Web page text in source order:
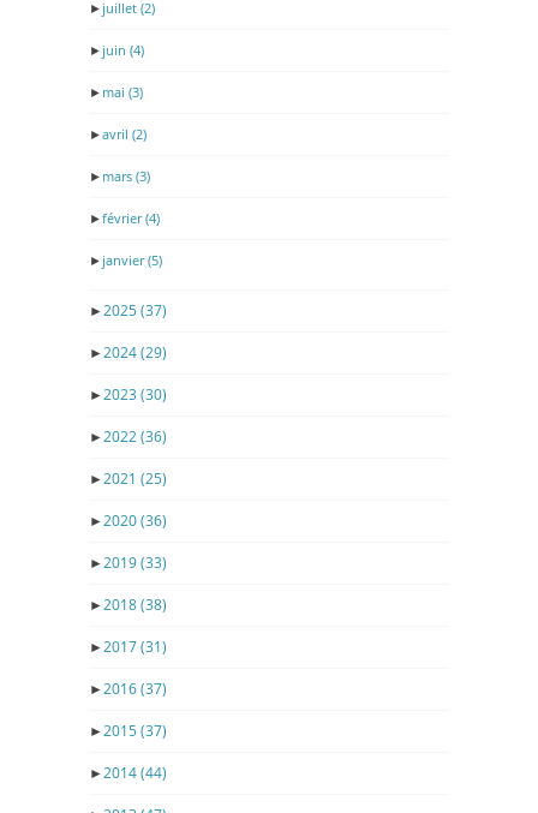
► juillet (2)
► juin (4)
► mai (3)
►avril (2)
► mars (3)
►février(4)
► janvier(5)
►2025(37)
►2024(29)
►2023 (30)
►2022(36)
►2021 (25)
►2020(36)
►2019(33)
►2018(38)
►2017(31)
►2016(37)
►2015(37)
►2014(44)